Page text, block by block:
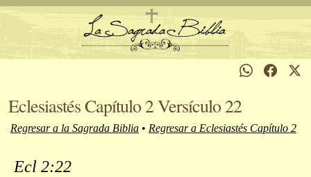
Eclesiastés Capítulo 2 Versículo 22
Regresar a la Sagrada Biblia • Regresar a Eclesiastés Capítulo 2
Ecl 2:22